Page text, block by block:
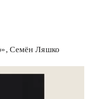
Семён Ляшко